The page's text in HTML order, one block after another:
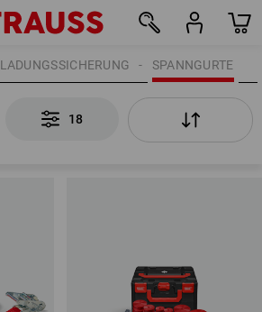
SPANNGURTE
LADUNGSSICHERUNG
18